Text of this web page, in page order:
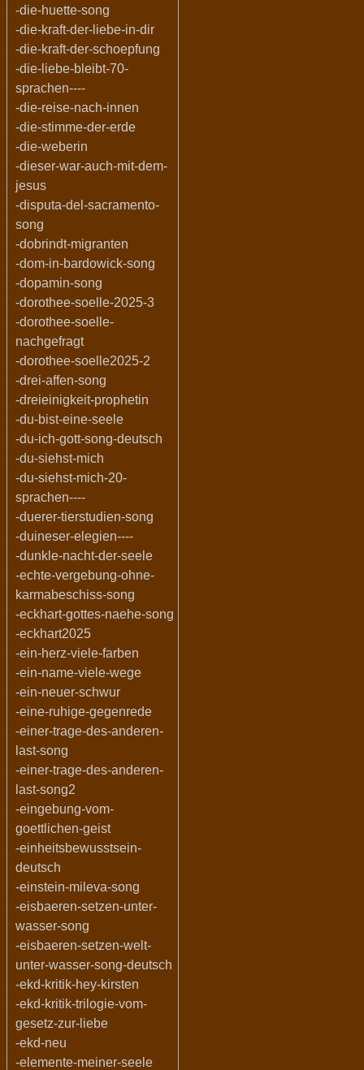
-die-huette-song
-die-kraft-der-liebe-in-dir
-die-kraft-der-schoepfung
-die-liebe-bleibt-70-
sprachen----
-die-reise-nach-innen
-die-stimme-der-erde
-die-weberin
-dieser-war-auch-mit-dem-
jesus
-disputa-del-sacramento-
song
-dobrindt-migranten
-dom-in-bardowick-song
-dopamin-song
-dorothee-soelle-2025-3
-dorothee-soelle-
nachgefragt
-dorothee-soelle2025-2
-drei-affen-song
-dreieinigkeit-prophetin
-du-bist-eine-seele
-du-ich-gott-song-deutsch
-du-siehst-mich
-du-siehst-mich-20-
sprachen----
-duerer-tierstudien-song
-duineser-elegien----
-dunkle-nacht-der-seele
-echte-vergebung-ohne-
karmabeschiss-song
-eckhart-gottes-naehe-song
-eckhart2025
-ein-herz-viele-farben
-ein-name-viele-wege
-ein-neuer-schwur
-eine-ruhige-gegenrede
-einer-trage-des-anderen-
last-song
-einer-trage-des-anderen-
last-song2
-eingebung-vom-
goettlichen-geist
-einheitsbewusstsein-
deutsch
-einstein-mileva-song
-eisbaeren-setzen-unter-
wasser-song
-eisbaeren-setzen-welt-
unter-wasser-song-deutsch
-ekd-kritik-hey-kirsten
-ekd-kritik-trilogie-vom-
gesetz-zur-liebe
-ekd-neu
-elemente-meiner-seele